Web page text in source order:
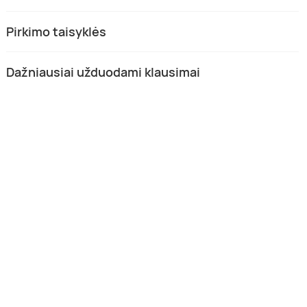
Pirkimo taisyklės
Dažniausiai užduodami klausimai